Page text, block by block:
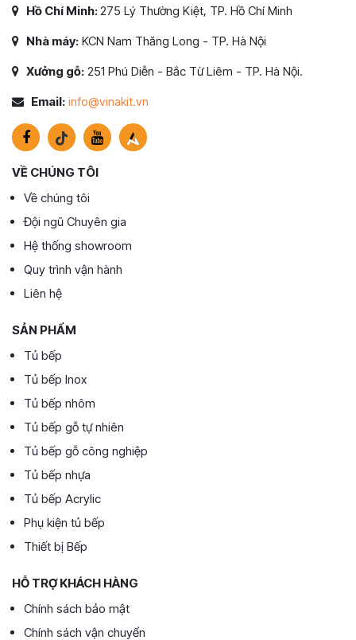
Hồ Chí Minh:275 Lý Thường Kiệt, TP. Hồ Chí Minh
Nhà máy: KCN Nam Thăng Long - TP. Hà Nội
Xưởng gỗ: 251 Phú Diễn - Bắc Từ Liêm - TP. Hà Nội.
Email: info@vinakit.vn
VỀ CHÚNG TÔI
Về chúng tôi
Đội ngũ Chuyên gia
Hệ thống showroom
Quy trình vận hành
Liên hệ
SẢN PHẨM
Tủ bếp
Tủ bếp Inox
Tủ bếp nhôm
Tủ bếp gỗ tự nhiên
Tủ bếp gỗ công nghiệp
Tủ bếp nhựa
Tủ bếp Acrylic
Phụ kiện tủ bếp
Thiết bị Bếp
HỖ TRỢ KHÁCH HÀNG
Chính sách bảo mật
Chính sách vận chuyển